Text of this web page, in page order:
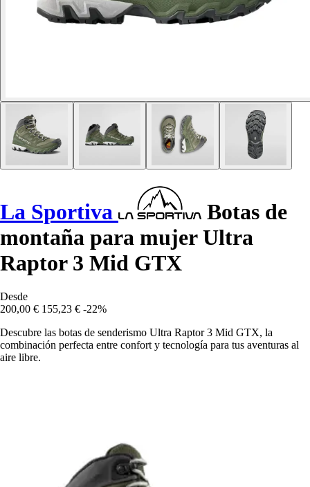
La Sportiva
Botas de
montaña para mujer Ultra
Raptor 3 Mid GTX
Desde
200,00 € 155,23 € -22%
Descubre las botas de senderismo Ultra Raptor 3 Mid GTX, la
combinación perfecta entre confort y tecnología para tus aventuras al
aire libre.